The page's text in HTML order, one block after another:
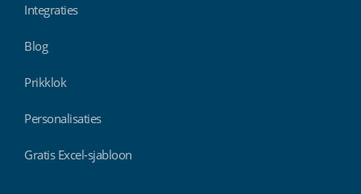
Integraties
Blog
Prikklok
Personalisaties
Gratis Excel-sjabloon